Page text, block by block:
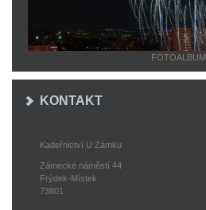
FOTOALBUM
KONTAKT
Kadeřnictví U Zámku
Zámecké náměstí 44
Frýdek-Místek
73801